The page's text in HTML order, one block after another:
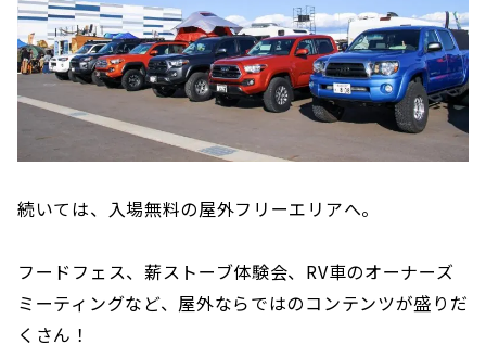
続いては、入場無料の屋外フリーエリアへ。
フードフェス、薪ストーブ体験会、RV車のオーナーズ
ミーティングなど、屋外ならではのコンテンツが盛りだ
くさん！